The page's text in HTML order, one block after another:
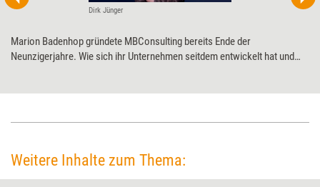
Dirk Jünger
Marion Badenhop gründete MBConsulting bereits Ende der
Neunzigerjahre. Wie sich ihr Unternehmen seitdem entwickelt hat und
Weitere Inhalte zum Thema: